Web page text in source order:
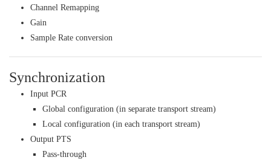
Channel Remapping
Gain
Sample Rate conversion
Synchronization
Input PCR
Global configuration (in separate transport stream)
Local configuration (in each transport stream)
Output PTS
Pass-through